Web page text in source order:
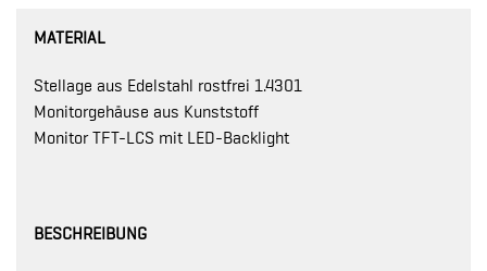
MATERIAL
Stellage aus Edelstahl rostfrei 1.4301
Monitorgehäuse aus Kunststoff
Monitor TFT-LCS mit LED-Backlight
BESCHREIBUNG